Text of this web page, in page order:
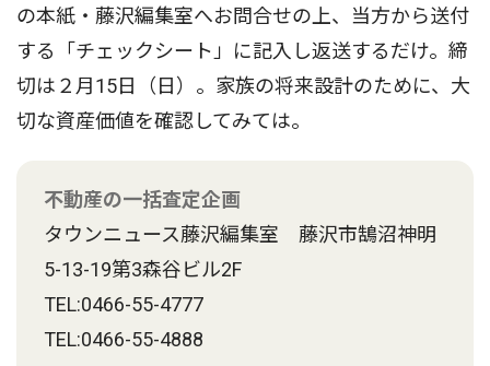
の本紙・藤沢編集室へお問合せの上、当方から送付
する「チェックシート」に記入し返送するだけ。締
切は２月15日（日）。家族の将来設計のために、大
切な資産価値を確認してみては。
不動産の一括査定企画
タウンニュース藤沢編集室 藤沢市鵠沼神明
5-13-19第3森谷ビル2F
TEL:0466-55-4777
TEL:0466-55-4888